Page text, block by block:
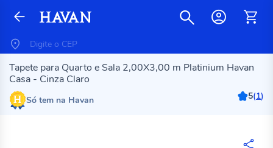
Tapete para Quarto e Sala 2,00X3,00 m Platinium Havan
Casa - Cinza Claro
Só tem na Havan 5(1)